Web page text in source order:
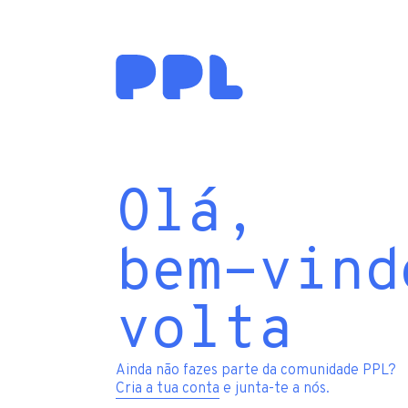
Olá,
bem-
volta
Ainda não fazes parte da comunidade PPL?
Cria a tua conta e junta-te a nós.